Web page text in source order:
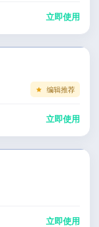
立即使用
编辑推荐
立即使用
立即使用